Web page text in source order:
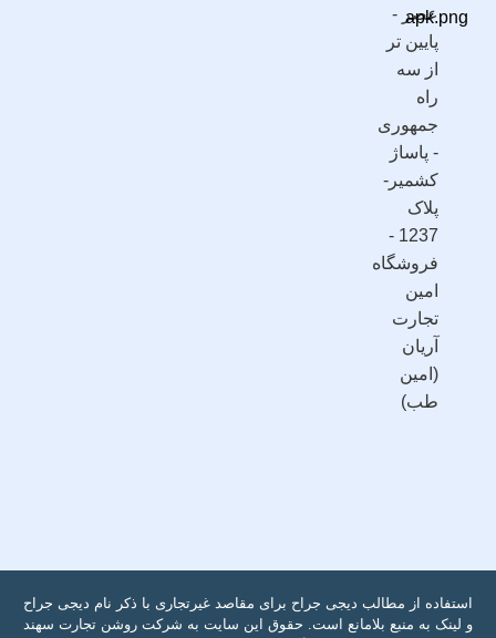
عصر -
پایین تر
از سه
راه
جمهوری
- پاساژ
کشمیر-
پلاک
1237 -
فروشگاه
امین
تجارت
آریان
(امین
طب)
استفاده از مطالب دیجی جراح برای مقاصد غیرتجاری با ذکر نام دیجی جراح
و لینک به منبع بلامانع است. حقوق این سایت به شرکت روشن تجارت سهند